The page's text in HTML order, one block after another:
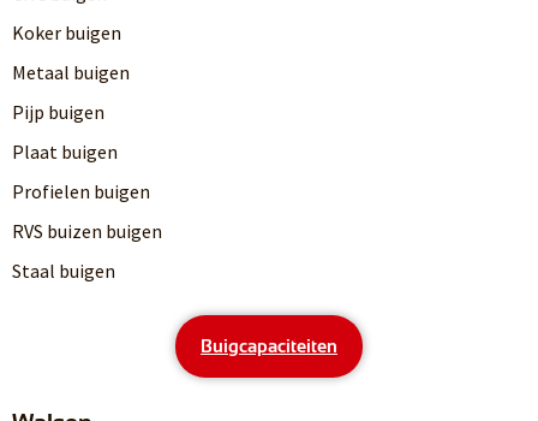
Koker buigen
Metaal buigen
Pijp buigen
Plaat buigen
Profielen buigen
RVS buizen buigen
Staal buigen
Buigcapaciteiten